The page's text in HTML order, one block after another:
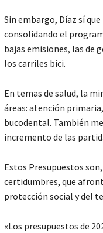
Sin embargo, Díaz sí
consolidando el
bajas emisiones, las de
los carriles bici.
En temas de salud, la
áreas: atención
bucodental. También
incremento de las
Estos Presupuestos
certidumbres, que
protección social y del
«Los presupuestos de